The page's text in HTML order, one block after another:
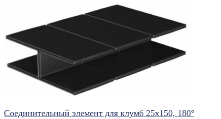
избранное
Соединительный элемент для клумб 25x150, 180°